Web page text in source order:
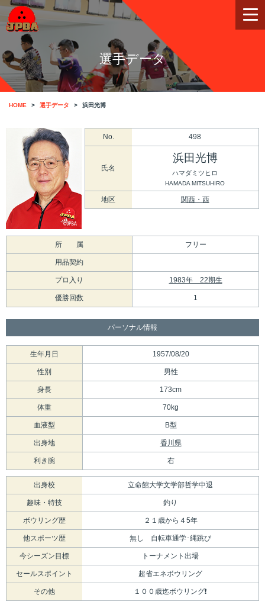
選手データ
HOME 選手データ 浜田光博
No. 498
氏名
浜田光博
ハマダミツヒロ
HAMADA MITSUHIRO
地区 関西・西
所 属 フリー
用品契約
プロ入り 1983年 22期生
優勝回数 1
パーソナル情報
生年月日 1957/08/20
性別 男性
身長 173cm
体重 70kg
血液型 B型
出身地 香川県
利き腕 右
出身校 立命館大学文学部哲学中退
趣味・特技 釣り
ボウリング歴 ２１歳から４5年
他スポーツ歴 無し 自転車通学･縄跳び
今シーズン目標 トーナメント出場
セールスポイント 超省エネボウリング
その他 １００歳迄ボウリング❗